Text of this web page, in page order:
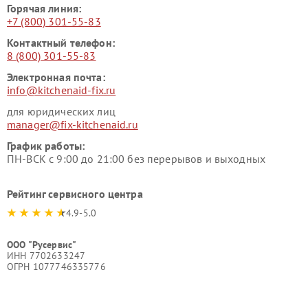
Горячая линия:
+7 (800) 301-55-83
Контактный телефон:
8 (800) 301-55-83
Электронная почта:
info@kitchenaid-fix.ru
для юридических лиц
manager@fix-kitchenaid.ru
График работы:
ПН-ВСК с 9:00 до 21:00 без перерывов и выходных
Рейтинг сервисного центра
4.9-5.0
ООО "Русервис"
ИНН 7702633247
ОГРН 1077746335776